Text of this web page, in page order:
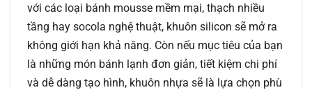
với các loại bánh mousse mềm mại, thạch nhiều
tầng hay socola nghệ thuật, khuôn silicon sẽ mở ra
không giới hạn khả năng. Còn nếu mục tiêu của bạn
là những món bánh lạnh đơn giản, tiết kiệm chi phí
và dễ dàng tạo hình, khuôn nhựa sẽ là lựa chọn phù